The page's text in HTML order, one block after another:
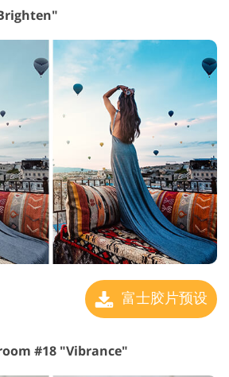
富士胶片预设
#18 "Vibrance"